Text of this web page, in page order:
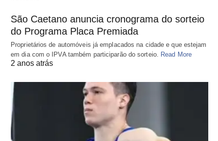
São Caetano anuncia cronograma do sorteio
do Programa Placa Premiada
Proprietários de automóveis já emplacados na cidade e que estejam
em dia com o IPVA também participarão do sorteio. Read More
2 anos atrás